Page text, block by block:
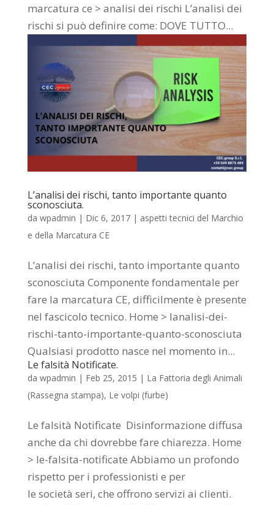
marcatura ce > analisi dei rischi L’analisi dei
rischi si può definire come: DOVE TUTTO...
L’analisi dei rischi, tanto importante quanto
sconosciuta.
da wpadmin | Dic 6, 2017| aspetti tecnici del Marchio
e della Marcatura CE
L’analisi dei rischi, tanto importante quanto
sconosciuta Componente fondamentale per
fare la marcatura CE, difficilmente è presente
nel fascicolo tecnico. Home > lanalisi-dei-
rischi-tanto-importante-quanto-sconosciuta
Qualsiasi prodotto nasce nel momento in...
Le falsità Notificate.
da wpadmin | Feb 25, 2015 | La Fattoria degli Animali
(Rassegna stampa), Le volpi (furbe)
Le falsità Notificate Disinformazione diffusa
anche da chi dovrebbe fare chiarezza. Home
> le-falsita-notificate Abbiamo un profondo
rispetto per i professionisti e per
le società seri, che offrono servizi ai clienti.